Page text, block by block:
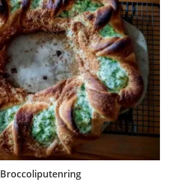
Broccoliputenring